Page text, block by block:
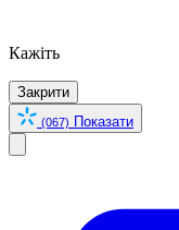
Кажіть
Закрити
(067) Показати